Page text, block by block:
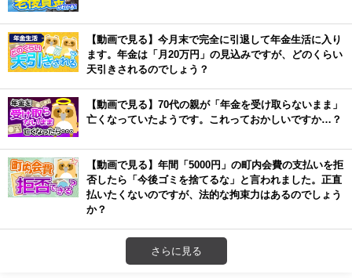
【動画で見る】今月末で完全に引退して年金生活に入り
ます。年金は「月20万円」の見込みですが、どのくらい
天引きされるのでしょう？
【動画で見る】70代の親が「年金を受け取らないまま」
亡くなっていたようです。これっておかしいですか…？
【動画で見る】年間「5000円」の町内会費の支払いを拒
否したら「今後ゴミを捨てるな」と言われました。正直
払いたくないのですが、法的な拘束力はあるのでしょう
か？
さらに見る